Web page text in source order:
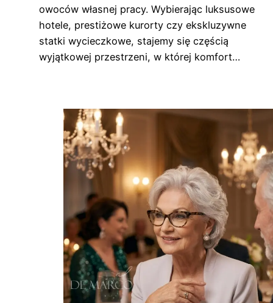
owoców własnej pracy. Wybierając luksusowe
hotele, prestiżowe kurorty czy ekskluzywne
statki wycieczkowe, stajemy się częścią
wyjątkowej przestrzeni, w której komfort…